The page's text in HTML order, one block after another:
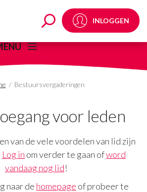
INLOGGEN
/ Bestuursvergaderingen
voor leden
van de vele voordelen van lid zijn
Log in om verder te gaan ofword
vandaag nog lid!
naar de homepage of probeer te